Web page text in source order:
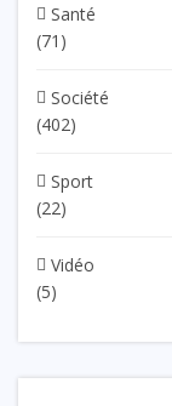
Santé
(71)
Société
(402)
Sport
(22)
Vidéo
(5)